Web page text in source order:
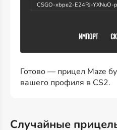
CSGO-xbpe2-E24RJ-
Готово — прицел Maze
вашего профиля в CS2.
Случайные